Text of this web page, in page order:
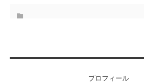
プロフィール